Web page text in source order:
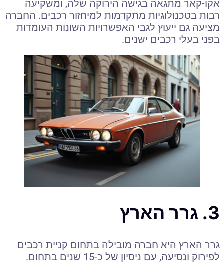
אקו-קאר מתגאה בגישה הירוקה שלה, ומשקיעה
רבות בטכנולוגיות מתקדמות למיחזור רכבים. החברה
מציעה גם ייעוץ לגבי האפשרויות השונות העומדות
בפני בעלי רכבים ישנים.
3. גרר הארץ
גרר הארץ היא חברה מובילה בתחום קניית רכבים
לפירוק ונסיעה, עם ניסיון של כ-15 שנים בתחום.